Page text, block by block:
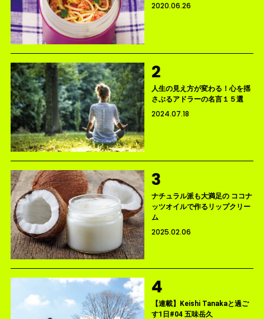
2020.06.26
人生の見え方が変わる！心を揺
さぶるアドラーの名言１５選
2024.07.18
ナチュラル派も大満足の ココナ
ッツオイルで作るリップクリー
ム
2025.02.06
【連載】Keishi Tanakaと過ご
す1日#04 五味岳久